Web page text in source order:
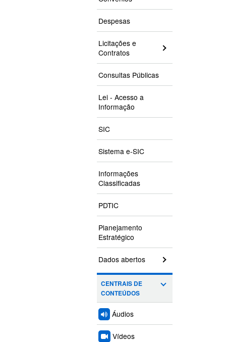
Despesas
Licitações e
Contratos
Consultas Públicas
Lei - Acesso a
Informação
SIC
Sistema e-SIC
Informações
Classificadas
PDTIC
Planejamento
Estratégico
Dados abertos
CENTRAIS DE
CONTEÚDOS
Áudios
Vídeos